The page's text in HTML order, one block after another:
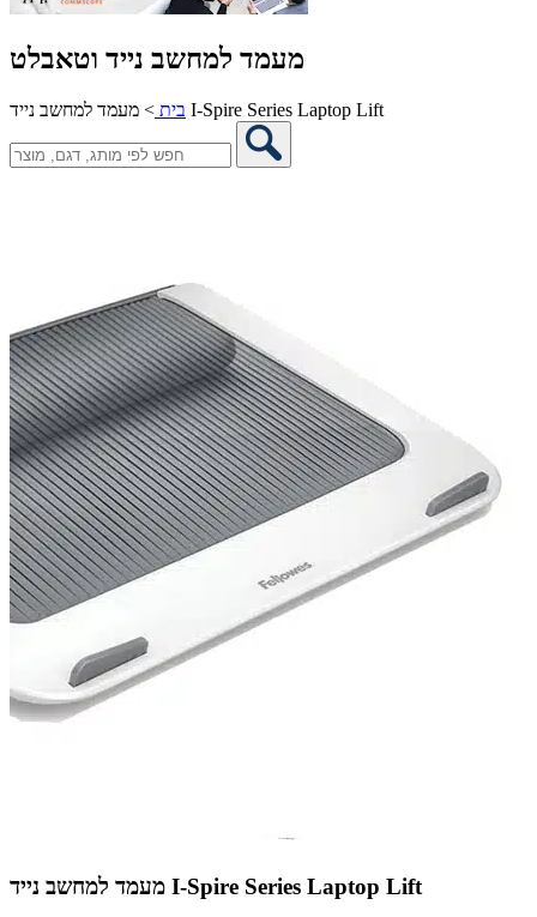
מעמד למחשב נייד וטאבלט
בית > מעמד למחשב נייד I-Spire Series Laptop Lift
מעמד למחשב נייד I-Spire Series Laptop Lift